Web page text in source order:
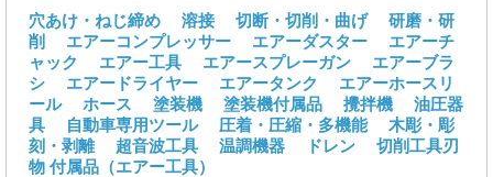
穴あけ・ねじ締め 溶接 切断・切削・曲げ
研磨・研
削
エアーコンプレッサー エアーダスター
エアーチ
ャック
エアー工具 エアースプレーガン
エアーブラ
シ
エアードライヤー エアータンク
エアーホースリ
ール
ホース 塗装機 塗装機付属品 攪拌機
油圧器
具
自動車専用ツール 圧着・圧縮・多機能
木彫・彫
刻・剥離
超音波工具 温調機器 ドレン
切削工具刃
物 付属品（エアー工具）